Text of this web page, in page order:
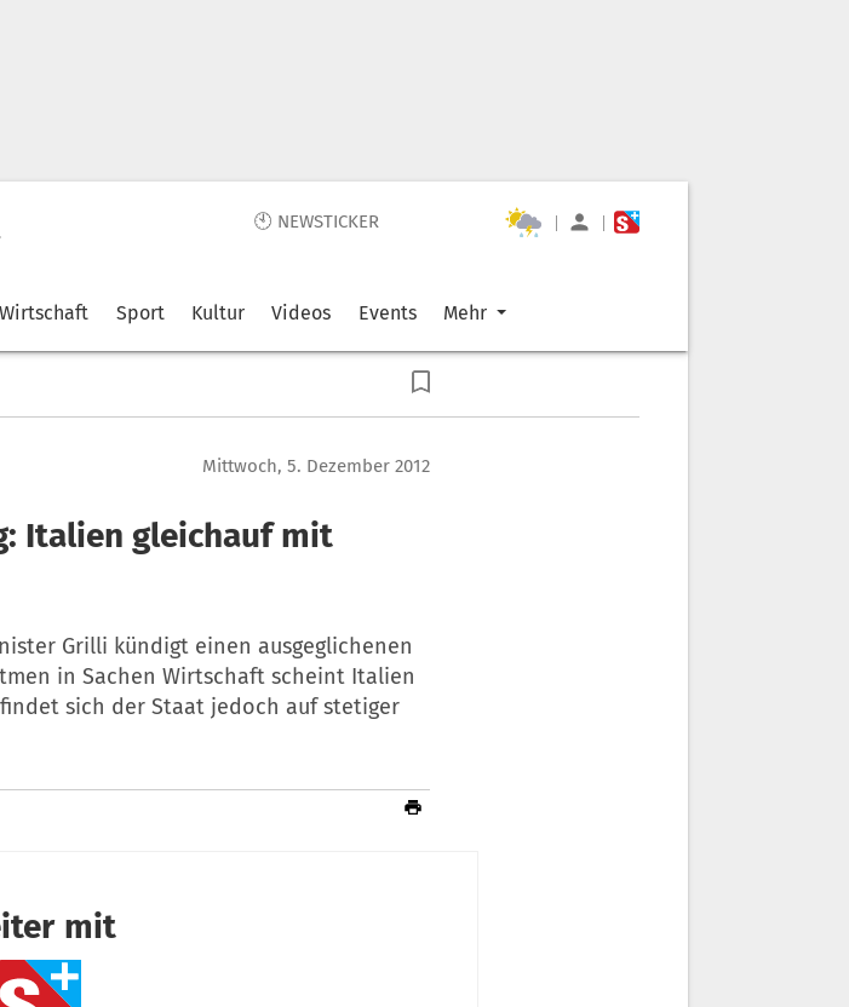
🕙 NEWSTICKER | |
Wirtschaft Sport Kultur Videos Events Mehr
Mittwoch, 5. Dezember 2012
Italien gleichauf mit
Grilli kündigt einen ausgeglichenen
in Sachen Wirtschaft scheint Italien
sich der Staat jedoch auf stetiger